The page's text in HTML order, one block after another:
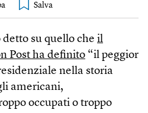
detto su quello che il
Post ha definito “il peggior
nella storia
americani,
occupati o troppo